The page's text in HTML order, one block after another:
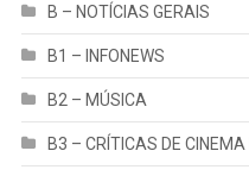
B – NOTÍCIAS GERAIS
B1 – INFONEWS
B2 – MÚSICA
B3 – CRÍTICAS DE CINEMA